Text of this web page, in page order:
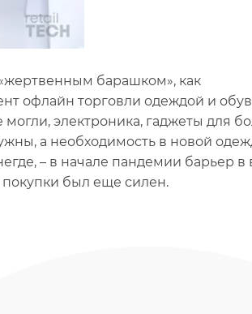
барашком», как
офлайн торговли одеждой и
электроника, гаджеты для
а необходимость в новой
– в начале пандемии барьер в
был еще силен.